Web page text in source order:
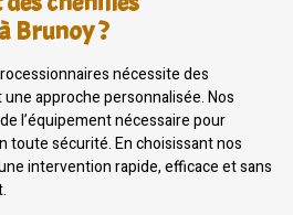
Brunoy ?
nécessite des
approche personnalisée. Nos
l’équipement nécessaire pour
sécurité. En choisissant nos
intervention rapide, efficace et sans